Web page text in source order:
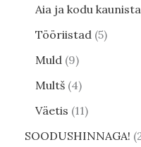
Aia ja kodu
Tööriistad 5
Muld 9
Multš 4
Väetis 11
SOODUSHINNAGA!